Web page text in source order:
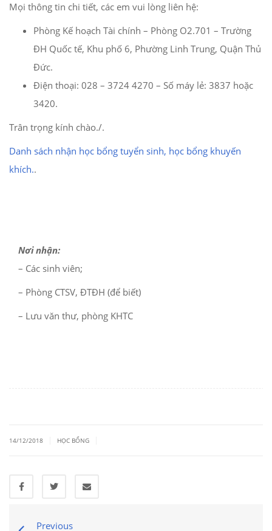
Mọi thông tin chi tiết, các em vui lòng liên hệ:
Phòng Kế hoạch Tài chính – Phòng O2.701 – Trường
ĐH Quốc tế, Khu phố 6, Phường Linh Trung, Quận Thủ
Đức.
Điện thoại: 028 – 3724 4270 – Số máy lẻ: 3837 hoặc
3420.
Trân trọng kính chào./.
Danh sách nhận học bổng tuyển sinh, học bổng khuyến
khích..
Nơi nhận:
– Các sinh viên;
– Phòng CTSV, ĐTĐH (để biết)
– Lưu văn thư, phòng KHTC
14/12/2018 HỌC BỔNG
Previous